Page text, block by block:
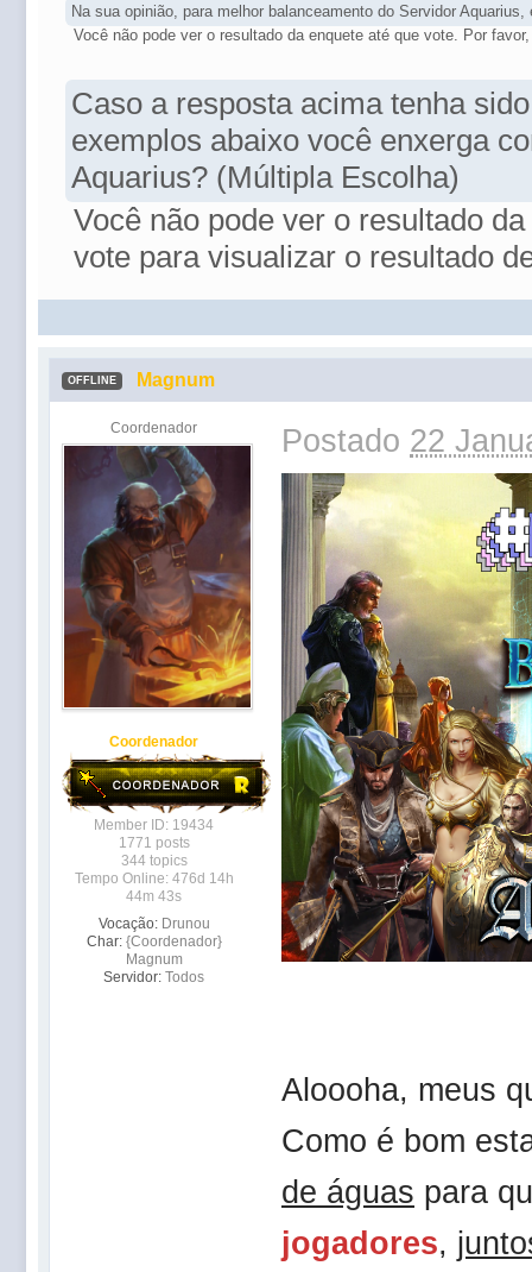
Na sua opinião, para melhor balanceamento do Servidor
Você não pode ver o resultado da enquete até que vote. Por
Caso a resposta acima tenha
exemplos abaixo você enxerga
Aquarius? (Múltipla Escolha)
Você não pode ver o resultado
vote para visualizar o resultado
OFFLINE Magnum
Coordenador
Coordenador
Member ID: 19434
1771 posts
344 topics
Tempo Online: 476d 14h
44m 43s
Vocação: Drunou
Char: {Coordenador}
Magnum
Servidor: Todos
Postado 22
Aloooha, meus
Como é bom
de águas para
jogadores,